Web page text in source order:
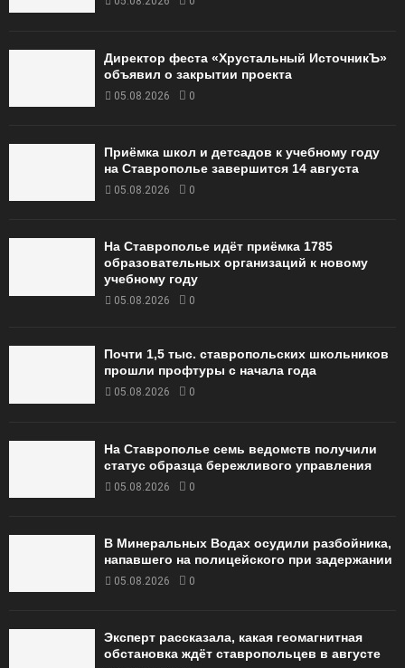
Директор феста «Хрустальный ИсточникЪ»
объявил о закрытии проекта
05.08.2026 0
Приёмка школ и детсадов к учебному году
на Ставрополье завершится 14 августа
05.08.2026 0
На Ставрополье идёт приёмка 1785
образовательных организаций к новому
учебному году
05.08.2026 0
Почти 1,5 тыс. ставропольских школьников
прошли профтуры с начала года
05.08.2026 0
На Ставрополье семь ведомств получили
статус образца бережливого управления
05.08.2026 0
В Минеральных Водах осудили разбойника,
напавшего на полицейского при задержании
05.08.2026 0
Эксперт рассказала, какая геомагнитная
обстановка ждёт ставропольцев в августе